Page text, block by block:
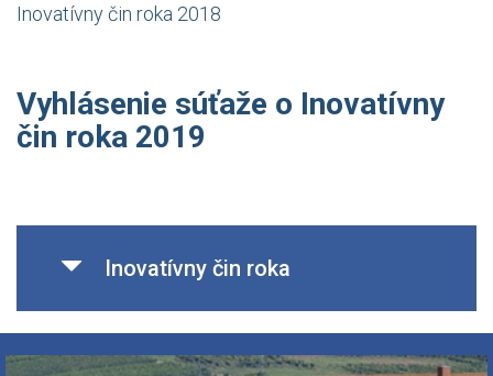
Inovatívny čin roka 2018
Vyhlásenie súťaže o Inovatívny
čin roka 2019
Inovatívny čin roka